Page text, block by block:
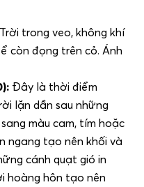
Trời trong veo, không khí
còn đọng trên cỏ. Ánh
Đây là thời điểm
lặn dần sau những
màu cam, tím hoặc
ngang tạo nên khối và
cánh quạt gió in
hoàng hôn tạo nên